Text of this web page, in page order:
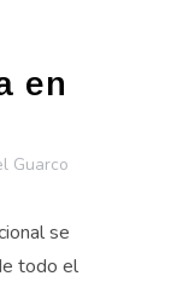
en
Guarco
se
todo el